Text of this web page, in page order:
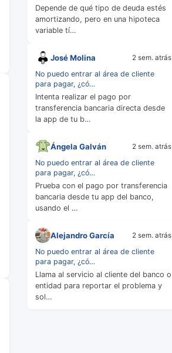
Depende de qué tipo de deuda estés
amortizando, pero en una hipoteca
variable tí…
José Molina 2 sem. atrás
No puedo entrar al área de cliente
para pagar, ¿có…
Intenta realizar el pago por
transferencia bancaria directa desde
la app de tu b…
Ángela Galván 2 sem. atrás
No puedo entrar al área de cliente
para pagar, ¿có…
Prueba con el pago por transferencia
bancaria desde tu app del banco,
usando el …
Alejandro García 2 sem. atrás
No puedo entrar al área de cliente
para pagar, ¿có…
Llama al servicio al cliente del banco o
entidad para reportar el problema y
sol…